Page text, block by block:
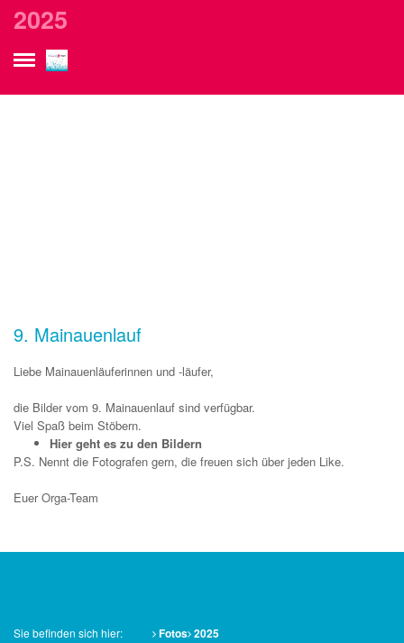
2025
9. Mainauenlauf
Liebe Mainauenläuferinnen und -läufer,
die Bilder vom 9. Mainauenlauf sind verfügbar.
Viel Spaß beim Stöbern.
Hier geht es zu den Bildern
P.S. Nennt die Fotografen gern, die freuen sich über jeden Like.
Euer Orga-Team
Sie befinden sich hier: Fotos 2025